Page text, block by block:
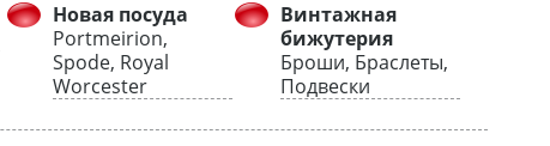
Новая посуда
Portmeirion,
Spode, Royal
Worcester
Винтажная
бижутерия
Броши, Браслеты,
Подвески